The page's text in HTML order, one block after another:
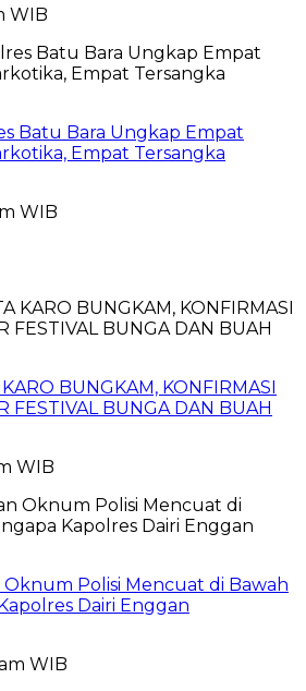
WIB
Batu Bara Ungkap Empat
Empat Tersangka
WIB
BUNGKAM, KONFIRMASI
FESTIVAL BUNGA DAN BUAH
WIB
Polisi Mencuat di Bawah
Dairi Enggan
WIB